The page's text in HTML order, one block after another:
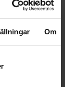
Om
på
i större
precis